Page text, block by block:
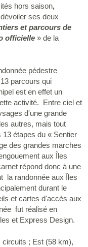
hors saison,
ses deux
et parcours de
officielle » de la
pédestre
parcours qui
est en effet un
activité. Entre ciel et
d'une grande
autres, mais tout
étapes du « Sentier
des grandes marches
aux Îles
répond donc à une
la randonnée aux Îles
durant le
et cartes d'accès aux
fut réalisé en
et Express Design.
circuits ; Est (58 km),